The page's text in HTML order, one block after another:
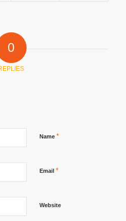
0
Name *
Email *
Website